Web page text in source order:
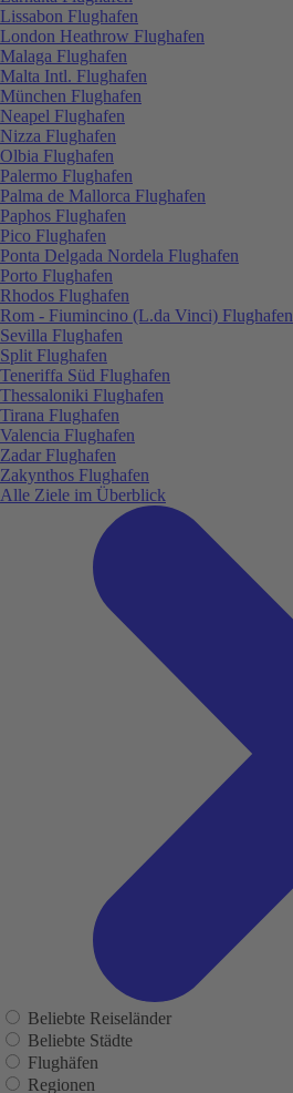
Lissabon Flughafen
London Heathrow Flughafen
Malaga Flughafen
Malta Intl. Flughafen
München Flughafen
Neapel Flughafen
Nizza Flughafen
Olbia Flughafen
Palermo Flughafen
Palma de Mallorca Flughafen
Paphos Flughafen
Pico Flughafen
Ponta Delgada Nordela Flughafen
Porto Flughafen
Rhodos Flughafen
Rom - Fiumincino (L.da Vinci) Flughafen
Sevilla Flughafen
Split Flughafen
Teneriffa Süd Flughafen
Thessaloniki Flughafen
Tirana Flughafen
Valencia Flughafen
Zadar Flughafen
Zakynthos Flughafen
Alle Ziele im Überblick
Beliebte Reiseländer
Beliebte Städte
Flughäfen
Regionen